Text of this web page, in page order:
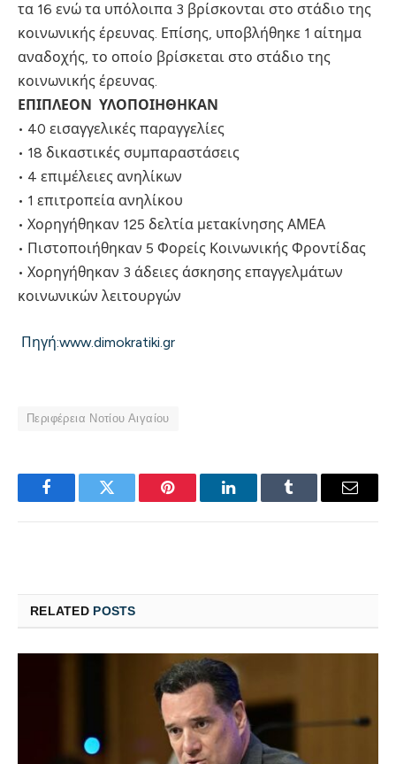
τα 16 ενώ τα υπόλοιπα 3 βρίσκονται στο στάδιο της
κοινωνικής έρευνας. Επίσης, υποβλήθηκε 1 αίτημα
αναδοχής, το οποίο βρίσκεται στο στάδιο της
κοινωνικής έρευνας.
ΕΠΙΠΛΕΟΝ ΥΛΟΠΟΙΗΘΗΚΑΝ
• 40 εισαγγελικές παραγγελίες
• 18 δικαστικές συμπαραστάσεις
• 4 επιμέλειες ανηλίκων
• 1 επιτροπεία ανηλίκου
• Χορηγήθηκαν 125 δελτία μετακίνησης ΑΜΕΑ
• Πιστοποιήθηκαν 5 Φορείς Κοινωνικής Φροντίδας
• Χορηγήθηκαν 3 άδειες άσκησης επαγγελμάτων
κοινωνικών λειτουργών
Πηγή:www.dimokratiki.gr
Περιφέρεια Νοτίου Αιγαίου
FacebookTwitter Pinterest LinkedInTumblr Email
RELATED POSTS